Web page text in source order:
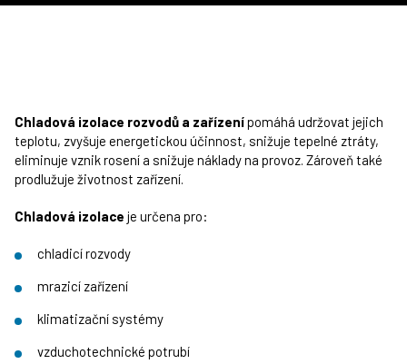
Chladová izolace rozvodů a zařízenípomáhá udržovat jejich
teplotu, zvyšuje energetickou účinnost, snižuje tepelné ztráty,
eliminuje vznik rosení a snižuje náklady na provoz. Zároveň také
prodlužuje životnost zařízení.
Chladová izolace je určena pro:
chladicí rozvody
mrazicí zařízení
klimatizační systémy
vzduchotechnické potrubí